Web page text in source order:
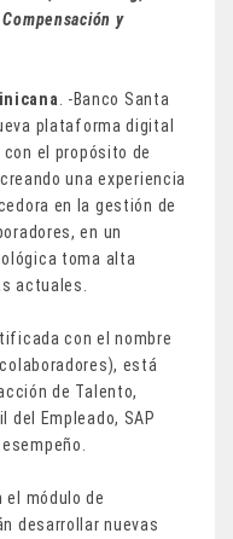
y
. -Banco Santa
plataforma digital
el propósito de
una experiencia
en la gestión de
en un
toma alta
actuales.
con el nombre
está
de Talento,
del Empleado, SAP
el módulo de
desarrollar nuevas